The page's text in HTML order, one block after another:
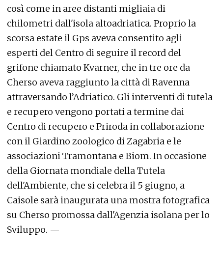
così come in aree distanti migliaia di
chilometri dall'isola altoadriatica. Proprio la
scorsa estate il Gps aveva consentito agli
esperti del Centro di seguire il record del
grifone chiamato Kvarner, che in tre ore da
Cherso aveva raggiunto la città di Ravenna
attraversando l’Adriatico. Gli interventi di tutela
e recupero vengono portati a termine dai
Centro di recupero e Priroda in collaborazione
con il Giardino zoologico di Zagabria e le
associazioni Tramontana e Biom. In occasione
della Giornata mondiale della Tutela
dell'Ambiente, che si celebra il 5 giugno, a
Caisole sarà inaugurata una mostra fotografica
su Cherso promossa dall'Agenzia isolana per lo
Sviluppo. —